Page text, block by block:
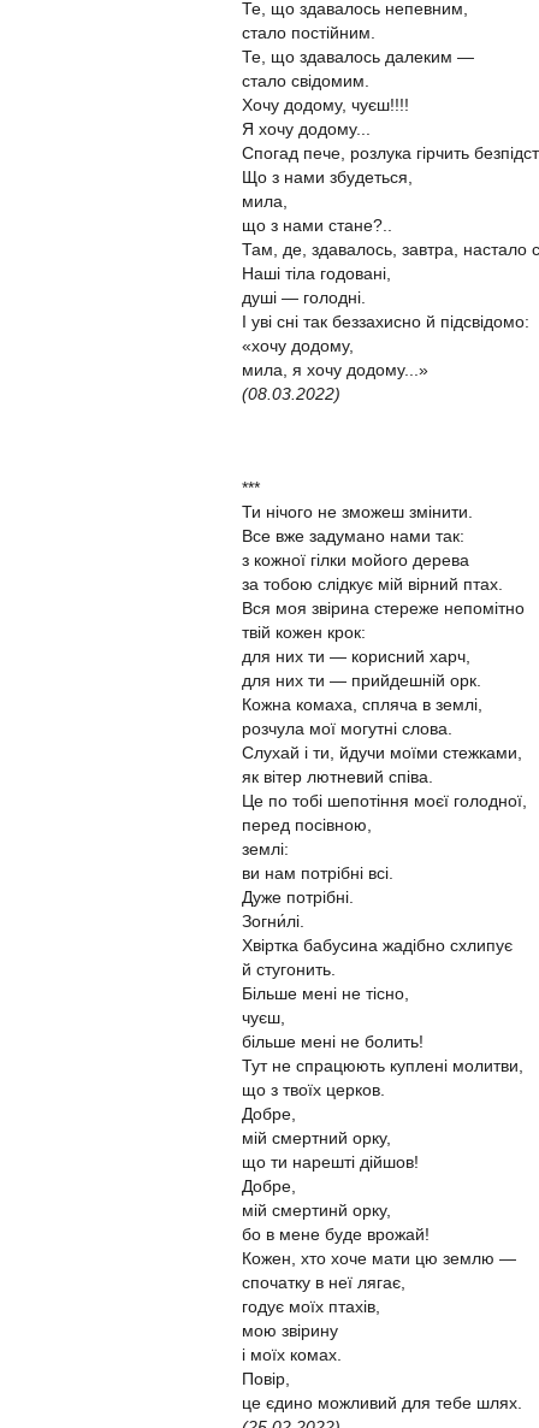
Те, що здавалось непевним,
стало постійним.
Те, що здавалось далеким —
стало свідомим.
Хочу додому, чуєш!!!!
Я хочу додому...
Спогад пече, розлука гірчить
Що з нами збудеться,
мила,
що з нами стане?..
Там, де, здавалось, завтра, настало
Наші тіла годовані,
душі — голодні.
І уві сні так беззахисно й підсвідомо:
«хочу додому,
мила, я хочу додому...»
(08.03.2022)
***
Ти нічого не зможеш змінити.
Все вже задумано нами так:
з кожної гілки мойого дерева
за тобою слідкує мій вірний птах.
Вся моя звірина стереже непомітно
твій кожен крок:
для них ти — корисний харч,
для них ти — прийдешній орк.
Кожна комаха, спляча в землі,
розчула мої могутні слова.
Слухай і ти, йдучи моїми стежками,
як вітер лютневий співа.
Це по тобі шепотіння моєї голодної,
перед посівною,
землі:
ви нам потрібні всі.
Дуже потрібні.
Зогни́лі.
Хвіртка бабусина жадібно схлипує
й стугонить.
Більше мені не тісно,
чуєш,
більше мені не болить!
Тут не спрацюють куплені молитви,
що з твоїх церков.
Добре,
мій смертний орку,
що ти нарешті дійшов!
Добре,
мій смертинй орку,
бо в мене буде врожай!
Кожен, хто хоче мати цю землю —
спочатку в неї лягає,
годує моїх птахів,
мою звірину
і моїх комах.
Повір,
це єдино можливий для тебе шлях.